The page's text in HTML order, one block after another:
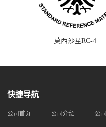
莫西沙星RC-4
快捷导航
公司首页 公司介绍 公